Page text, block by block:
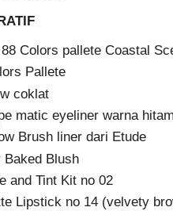
Colors pallete Coastal
Pallete
coklat
matic eyeliner warna
Brush liner dari Etude
Baked Blush
and Tint Kit no 02
Lipstick no 14 (velvety